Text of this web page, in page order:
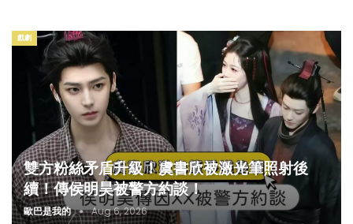
戲劇
雙方粉絲矛盾升級！虞書欣被激光筆照射後
續！傳侯明昊被警方約談！
歐巴是我的 Aug 6, 2026